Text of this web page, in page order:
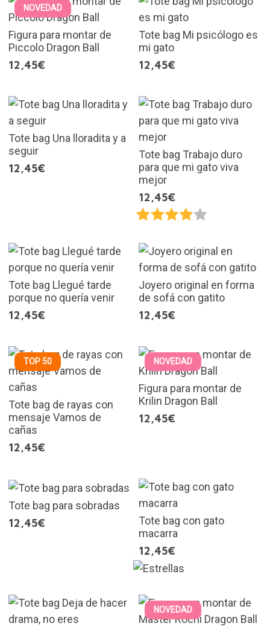
NOVEDAD
Figura para montar de
Piccolo Dragon Ball
12,45€
Tote bag Mi psicólogo es
mi gato
12,45€
Tote bag Una lloradita y a
seguir
12,45€
Tote bag Trabajo duro
para que mi gato viva
mejor
12,45€
Tote bag Llegué tarde
porque no quería venir
12,45€
Joyero original en forma
de sofá con gatito
12,45€
TOP 50
Tote bag de rayas con
mensaje Vamos de
cañas
12,45€
NOVEDAD
Figura para montar de
Krilin Dragon Ball
12,45€
Tote bag para sobradas
12,45€
Tote bag con gato
macarra
12,45€
NOVEDAD